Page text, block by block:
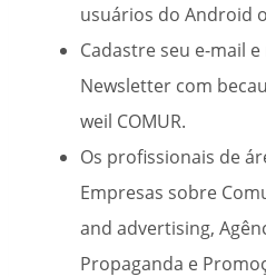
usuários do Android
Cadastre seu e-mail
Newsletter com
weil COMUR.
Os profissionais de
Empresas sobre
and advertising,
Propaganda e